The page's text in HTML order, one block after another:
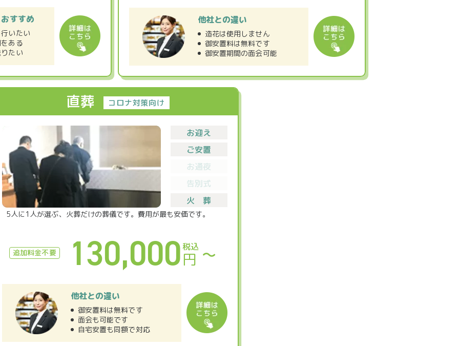
すすめ
いたい
ある
たい
他社との違い
造花は使用しません
御安置料は無料です
御安置期間の面会可能
直葬 コロナ対策向け
お迎え
ご安置
お通夜
告別式
火 葬
5人に1人が選ぶ、火葬だけの葬儀です。費用が最も安価です。
追加料金不要 130,000税込
円 〜
他社との違い
御安置料は無料です
面会も可能です
自宅安置も同額で対応